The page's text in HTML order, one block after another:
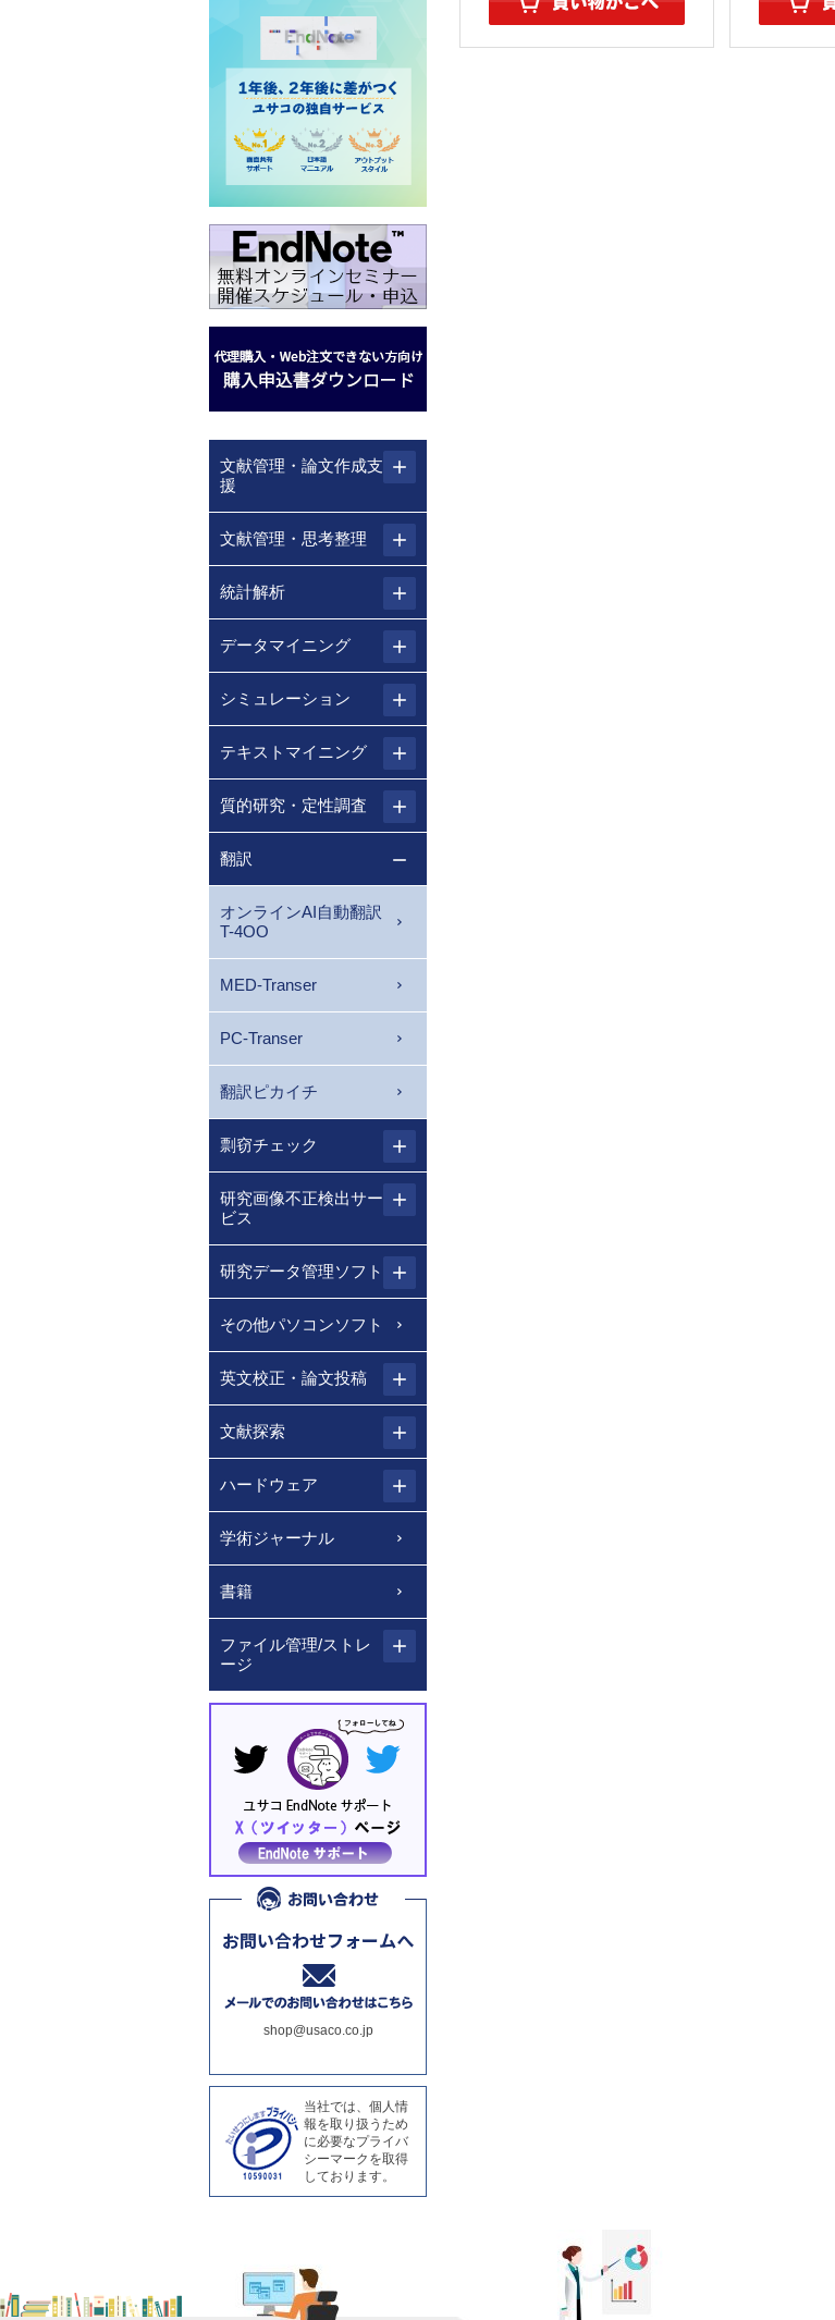
文献管理・論文作成支
援
文献管理・思考整理
統計解析
データマイニング
シミュレーション
テキストマイニング
質的研究・定性調査
翻訳
オンラインAI自動翻訳
T-4OO
MED-Transer
PC-Transer
翻訳ピカイチ
剽窃チェック
研究画像不正検出サー
ビス
研究データ管理ソフト
その他パソコンソフト
英文校正・論文投稿
文献探索
ハードウェア
学術ジャーナル
書籍
ファイル管理/ストレ
ージ
shop@usaco.co.jp
当社では、個人情
報を取り扱うため
に必要なプライバ
シーマークを取得
しております。